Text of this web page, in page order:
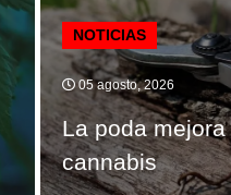
NOTICIAS
05 agosto, 2026
La poda
cannabis